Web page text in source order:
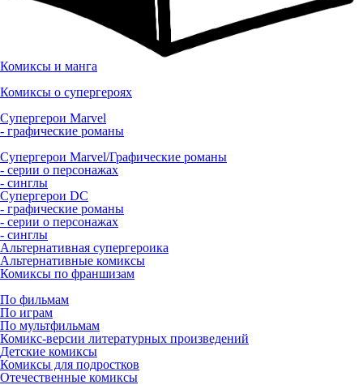
Комиксы и манга
Комиксы о супергероях
Супергерои Marvel
- графические романы
Супергерои Marvel/Графические романы
- серии о персонажах
- синглы
Супергерои DC
- графические романы
- серии о персонажах
- синглы
Альтернативная супергероика
Альтернативные комиксы
Комиксы по франшизам
По фильмам
По играм
По мультфильмам
Комикс-версии литературных произведений
Детские комиксы
Комиксы для подростков
Отечественные комиксы